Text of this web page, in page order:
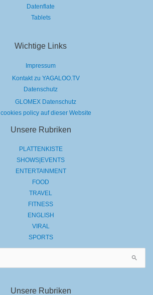
Datenflate
Tablets
Wichtige Links
Impressum
Kontakt zu YAGALOO.TV
Datenschutz
GLOMEX Datenschutz
cookies policy auf dieser Website
Unsere Rubriken
PLATTENKISTE
SHOWS|EVENTS
ENTERTAINMENT
FOOD
TRAVEL
FITNESS
ENGLISH
VIRAL
SPORTS
Unsere Rubriken